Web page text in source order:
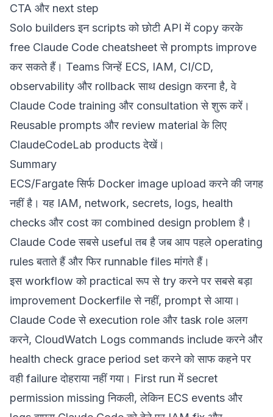
CTA और next step
Solo builders इन scripts को छोटी API में copy करके
free Claude Code cheatsheetसे prompts improve
कर सकते हैं। Teams जिन्हें ECS, IAM, CI/CD,
observability और rollback साथ design करना है, वे
Claude Code training और consultation से शुरू करें।
Reusable prompts और review material के लिए
ClaudeCodeLab productsदेखें।
Summary
ECS/Fargate सिर्फ Docker image upload करने की जगह
नहीं है। यह IAM, network, secrets, logs, health
checks और cost का combined design problem है।
Claude Code सबसे useful तब है जब आप पहले operating
rules बताते हैं और फिर runnable files मांगते हैं।
इस workflow को practical रूप से try करने पर सबसे बड़ा
improvement Dockerfile से नहीं, prompt से आया।
Claude Code से execution role और task role अलग
करने, CloudWatch Logs commands include करने और
health check grace period set करने को साफ कहने पर
वही failure दोहराया नहीं गया। First run में secret
permission missing निकली, लेकिन ECS events और